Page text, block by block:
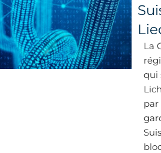
La
qui
par